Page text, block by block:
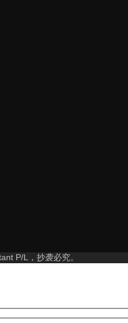
P/L，抄袭必究。